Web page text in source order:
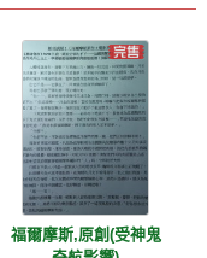
福爾摩斯,原創(受神鬼